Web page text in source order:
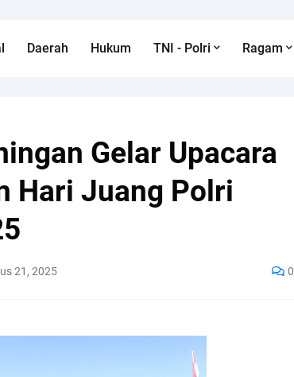
Daerah Hukum TNI - Polri Ragam
Gelar Upacara
Hari Juang Polri
21, 2025 0